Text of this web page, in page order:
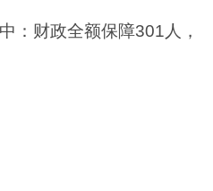
：财政全额保障301人，